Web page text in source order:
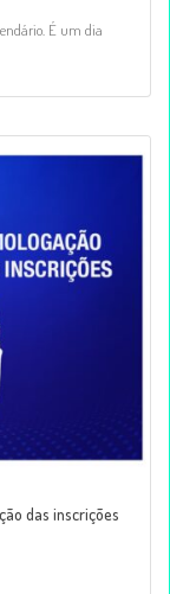
É um dia
das inscrições